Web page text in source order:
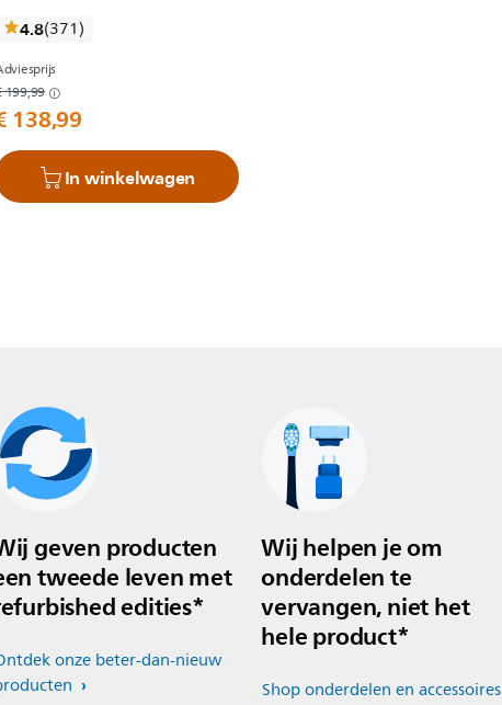
4.8(371recensies
)
199,99
138,99
In winkelwagen
geven producten
tweede leven met
edities*
onze beter-dan-nieuw
Wij helpen je om
onderdelen te
vervangen, niet het
hele product*
Shop onderdelen en accessoires